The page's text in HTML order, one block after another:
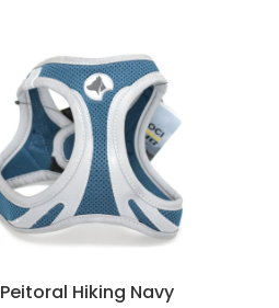
Peitoral Hiking Navy